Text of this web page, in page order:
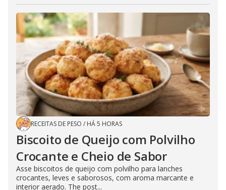
RECEITAS DE PESO / HÁ 5 HORAS
Biscoito de Queijo com Polvilho
Crocante e Cheio de Sabor
Asse biscoitos de queijo com polvilho para lanches
crocantes, leves e saborosos, com aroma marcante e
interior aerado. The post...